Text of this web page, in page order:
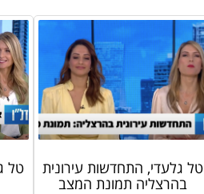
טל גלעדי, התחדשות עירונית
בהרצליה תמונת המצב
טל